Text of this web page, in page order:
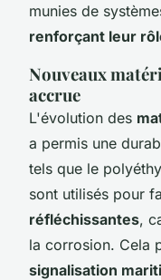
munies de
renforçant leur
Nouveaux
accrue
L'évolution des
a permis une
tels que le
sont utilisés pour
réfléchissantes,
la corrosion. Cela
signalisation